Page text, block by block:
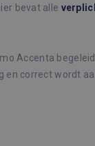
bevat alle
Accenta
en correct wordt
banner van Cookie-